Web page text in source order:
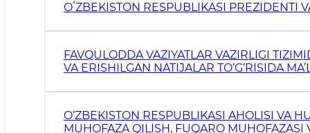
OʻZBEKISTON RESPUBLIKASI PREZIDENTI
FAVQULODDA VAZIYATLAR VAZIRLIGI
VA ERISHILGAN NATIJALAR TO‘G‘RISIDA
O‘ZBEKISTON RESPUBLIKASI AHOLISI VA
MUHOFAZA QILISH, FUQARO MUHOFAZASI